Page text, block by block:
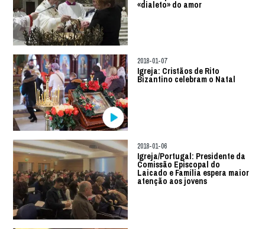
«dialeto» do amor
2018-01-07
Igreja: Cristãos de Rito
Bizantino celebram o Natal
2018-01-06
Igreja/Portugal: Presidente da
Comissão Episcopal do
Laicado e Família espera maior
atenção aos jovens